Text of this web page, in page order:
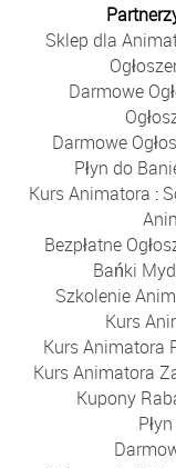
Sklep dla
Darmowe
Darmowe
Płyn do
Kurs Animatora :
Bezpłatne
Bańki
Szkolenie
Kurs
Kurs Animatora
Kurs Animatora
Kupony